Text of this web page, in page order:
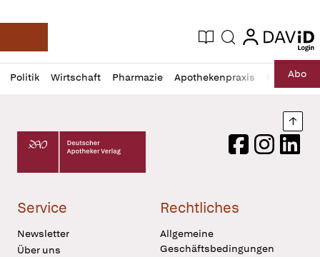
Deutsche Apotheker Zeitung
Aktuelle Ausgabe
Suche login
login
Politik Wirtschaft Pharmazie Apothekenpraxis RechtAbo
Profil
öffnen
Daz
Pur
Deutscher Apotheker Verlag Logo
FacebookInstagram
Service
Newsletter
Über uns
Rechtliches
Allgemeine
Geschäftsbedingungen